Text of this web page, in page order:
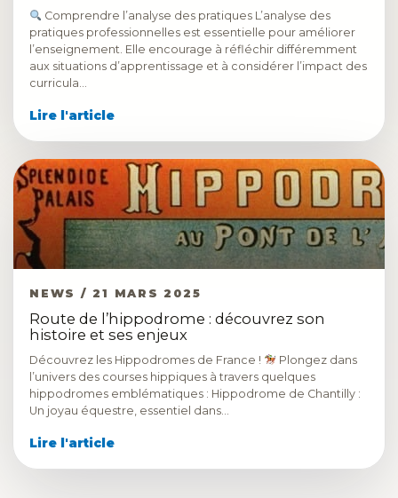
Comprendre l’analyse des pratiques L’analyse des
pratiques professionnelles est essentielle pour améliorer
l’enseignement. Elle encourage à réfléchir différemment
aux situations d’apprentissage et à considérer l’impact des
curricula…
Lire l'article
NEWS / 21 MARS 2025
Route de l’hippodrome : découvrez son
histoire et ses enjeux
Découvrez les Hippodromes de France !
Plongez dans
l’univers des courses hippiques à travers quelques
hippodromes emblématiques : Hippodrome de Chantilly :
Un joyau équestre, essentiel dans…
Lire l'article